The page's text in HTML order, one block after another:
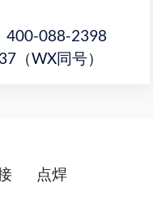
400-088-2398
（WX同号）
点焊